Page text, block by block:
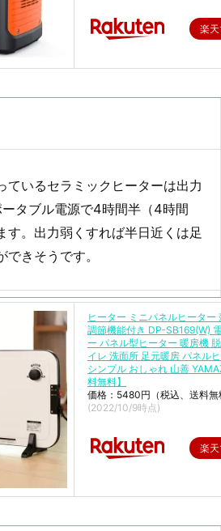
楽
ているセラミックヒーターは出力
タブル電源で4時間半（4時間
す。出力弱くすれば半日近くは足
きそうです。
ヒーター ミニパネルヒーター
調節機能付き DP-SB169(W)
ー パネル型ヒーター 暖房機
イレ 洗面所 足元暖房 パネル
シンプル おしゃれ 山善
料無料】
価格：5480円（税込、送料無
(2022/10/9時点)
楽